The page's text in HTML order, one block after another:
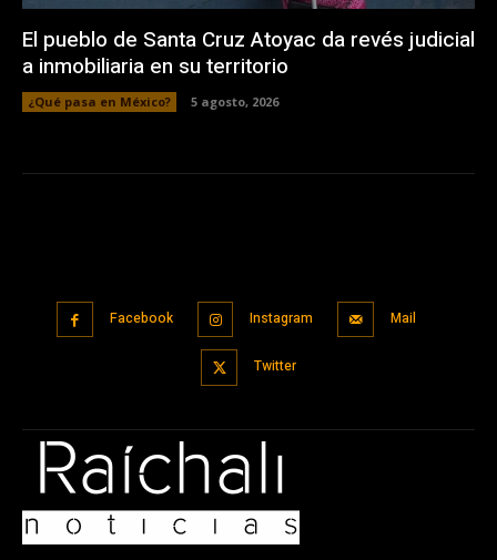
El pueblo de Santa Cruz Atoyac da revés judicial
a inmobiliaria en su territorio
¿Qué pasa en México? 5 agosto, 2026
Facebook Instagram Mail
Twitter